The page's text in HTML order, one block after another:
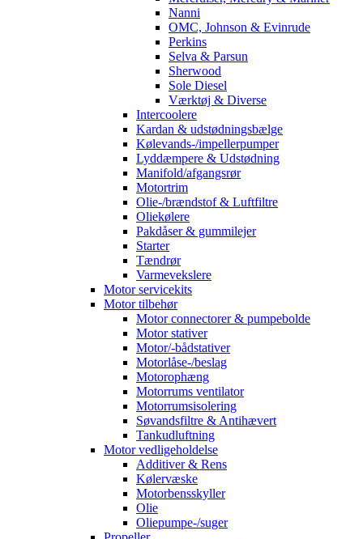
Nanni
OMC, Johnson & Evinrude
Perkins
Selva & Parsun
Sherwood
Sole Diesel
Værktøj & Diverse
Intercoolere
Kardan & udstødningsbælge
Kølevands-/impellerpumper
Lyddæmpere & Udstødning
Manifold/afgangsrør
Motortrim
Olie-/brændstof & Luftfiltre
Oliekølere
Pakdåser & gummilejer
Starter
Tændrør
Varmevekslere
Motor servicekits
Motor tilbehør
Motor connectorer & pumpebolde
Motor stativer
Motor/-bådstativer
Motorlåse-/beslag
Motorophæng
Motorrums ventilator
Motorrumsisolering
Søvandsfiltre & Antihævert
Tankudluftning
Motor vedligeholdelse
Additiver & Rens
Kølervæske
Motorbensskyller
Olie
Oliepumpe-/suger